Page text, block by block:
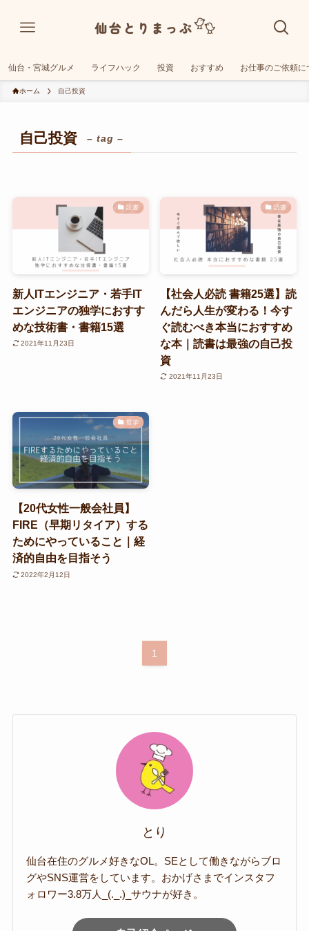
仙台・宮城グルメ ライフハック 投資 おすすめ お仕事のご依頼に
ホーム 自己投資
自己投資 – tag –
読書
新人ITエンジニア・若手IT
エンジニアの独学におすす
めな技術書・書籍15選
2021年11月23日
読書
【社会人必読 書籍25選】読
んだら人生が変わる！今す
ぐ読むべき本当におすすめ
な本｜読書は最強の自己投
資
2021年11月23日
哲学
【20代女性一般会社員】
FIRE（早期リタイア）する
ためにやっていること｜経
済的自由を目指そう
2022年2月12日
1
とり
仙台在住のグルメ好きなOL。SEとして働きながらブロ
グやSNS運営をしています。おかげさまでインスタフ
ォロワー3.8万人_(._.)_サウナが好き。